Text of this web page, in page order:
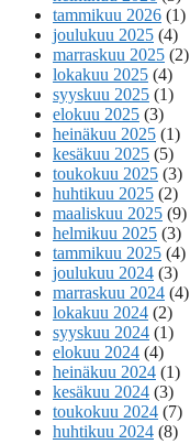
tammikuu 2026 (1)
joulukuu 2025 (4)
marraskuu 2025 (2)
lokakuu 2025 (4)
syyskuu 2025 (1)
elokuu 2025 (3)
heinäkuu 2025 (1)
kesäkuu 2025 (5)
toukokuu 2025 (3)
huhtikuu 2025 (2)
maaliskuu 2025 (9)
helmikuu 2025 (3)
tammikuu 2025 (4)
joulukuu 2024 (3)
marraskuu 2024 (4)
lokakuu 2024 (2)
syyskuu 2024 (1)
elokuu 2024 (4)
heinäkuu 2024 (1)
kesäkuu 2024 (3)
toukokuu 2024 (7)
huhtikuu 2024 (8)